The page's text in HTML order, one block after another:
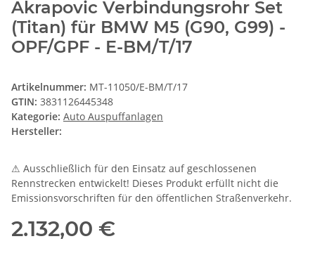
Akrapovic Verbindungsrohr Set
(Titan) für BMW M5 (G90, G99) -
OPF/GPF - E-BM/T/17
Artikelnummer: MT-11050/E-BM/T/17
GTIN: 3831126445348
Kategorie: Auto Auspuffanlagen
Hersteller:
⚠ Ausschließlich für den Einsatz auf geschlossenen
Rennstrecken entwickelt! Dieses Produkt erfüllt nicht die
Emissionsvorschriften für den öffentlichen Straßenverkehr.
2.132,00 €